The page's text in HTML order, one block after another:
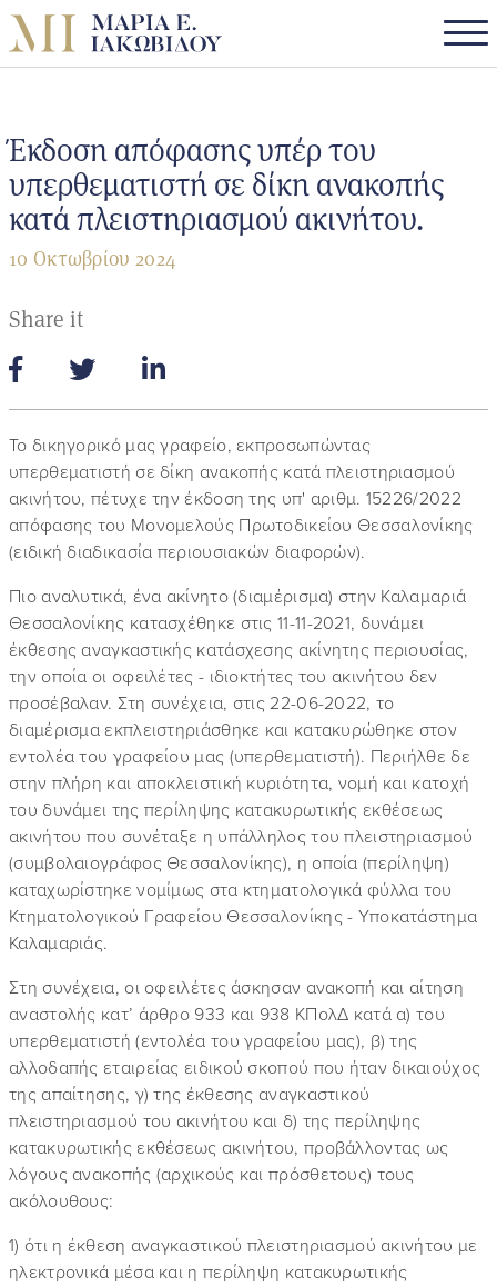
Έκδοση απόφασης υπέρ του
υπερθεματιστή σε δίκη ανακοπής
κατά πλειστηριασμού ακινήτου.
10 Οκτωβρίου 2024
Share it
Το δικηγορικό μας γραφείο, εκπροσωπώντας
υπερθεματιστή σε δίκη ανακοπής κατά πλειστηριασμού
ακινήτου, πέτυχε την έκδοση της υπ' αριθμ. 15226/2022
απόφασης του Μονομελούς Πρωτοδικείου Θεσσαλονίκης
(ειδική διαδικασία περιουσιακών διαφορών).
Πιο αναλυτικά, ένα ακίνητο (διαμέρισμα) στην Καλαμαριά
Θεσσαλονίκης κατασχέθηκε στις 11-11-2021, δυνάμει
έκθεσης αναγκαστικής κατάσχεσης ακίνητης περιουσίας,
την οποία οι οφειλέτες - ιδιοκτήτες του ακινήτου δεν
προσέβαλαν. Στη συνέχεια, στις 22-06-2022, το
διαμέρισμα εκπλειστηριάσθηκε και κατακυρώθηκε στον
εντολέα του γραφείου μας (υπερθεματιστή). Περιήλθε δε
στην πλήρη και αποκλειστική κυριότητα, νομή και κατοχή
του δυνάμει της περίληψης κατακυρωτικής εκθέσεως
ακινήτου που συνέταξε η υπάλληλος του πλειστηριασμού
(συμβολαιογράφος Θεσσαλονίκης), η οποία (περίληψη)
καταχωρίστηκε νομίμως στα κτηματολογικά φύλλα του
Κτηματολογικού Γραφείου Θεσσαλονίκης - Υποκατάστημα
Καλαμαριάς.
Στη συνέχεια, οι οφειλέτες άσκησαν ανακοπή και αίτηση
αναστολής κατ’ άρθρο 933 και 938 ΚΠολΔ κατά α) του
υπερθεματιστή (εντολέα του γραφείου μας), β) της
αλλοδαπής εταιρείας ειδικού σκοπού που ήταν δικαιούχος
της απαίτησης, γ) της έκθεσης αναγκαστικού
πλειστηριασμού του ακινήτου και δ) της περίληψης
κατακυρωτικής εκθέσεως ακινήτου, προβάλλοντας ως
λόγους ανακοπής (αρχικούς και πρόσθετους) τους
ακόλουθους:
1) ότι η έκθεση αναγκαστικού πλειστηριασμού ακινήτου με
ηλεκτρονικά μέσα και η περίληψη κατακυρωτικής